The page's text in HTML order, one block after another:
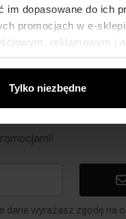
im dopasowane do ich
promocjach w e-
reklamowym i
uzyskanymi podczas
Tylko niezbędne
wyrażasz zgodę na